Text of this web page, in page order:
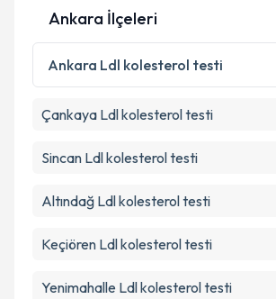
Kişisel verilerimin işlenmesine
Metni'ni okudum ve kişisel
kapsamda işlenmesini kabul
Ankara İlçeleri
Ankara Ldl kolesterol testi
Çankaya Ldl kolesterol testi
Sincan Ldl kolesterol testi
Altındağ Ldl kolesterol testi
Keçiören Ldl kolesterol testi
Yenimahalle Ldl kolesterol testi